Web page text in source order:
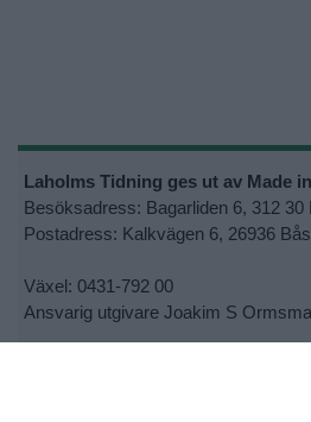
Laholms Tidning ges ut av Made
Besöksadress: Bagarliden 6, 312 30
Postadress: Kalkvägen 6, 26936
Växel: 0431-792 00
Ansvarig utgivare Joakim S